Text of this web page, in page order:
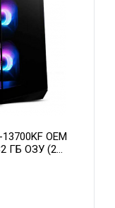
OEM
ГБ ОЗУ (2
GDDR7